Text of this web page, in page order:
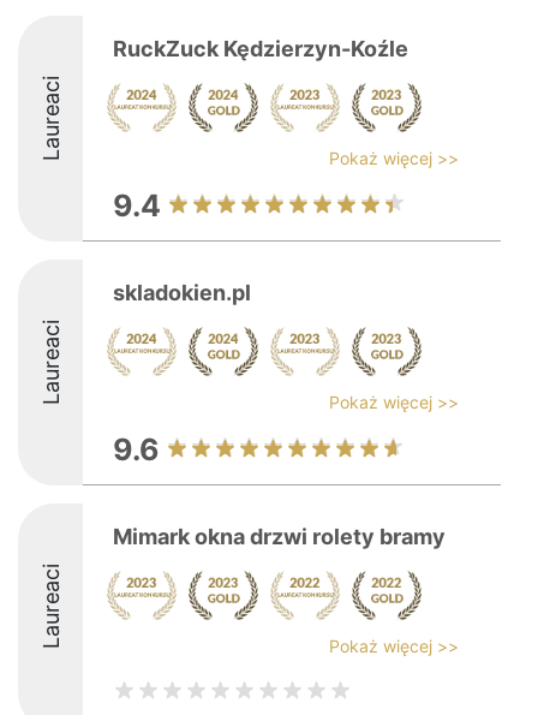
Laureaci
RuckZuck Kędzierzyn-Koźle
Pokaż więcej >>
9.4
Laureaci
skladokien.pl
Pokaż więcej >>
9.6
Laureaci
Mimark okna drzwi rolety bramy
Pokaż więcej >>